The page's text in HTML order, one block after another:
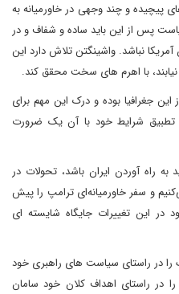
پیچیده و چند وجهی در خاورمیانه به
پس از این باید ساده و شفاف و در
نباشد. واشینگتن تلاش دارد این
با اهرم های سخت محقق کند.
این جغرافیا بوده و درک این مهم برای
تطبیق شرایط خود با آن یک ضرورت
به راه آوردن ایران باشد، تحولات در
و سفر خاورمیانه‌ای ترامپ را پیش
در این تغییرات جایگاه شایسته ای
در راستای سیاست های راهبری خود
را در راستای اهداف کلان خود سامان